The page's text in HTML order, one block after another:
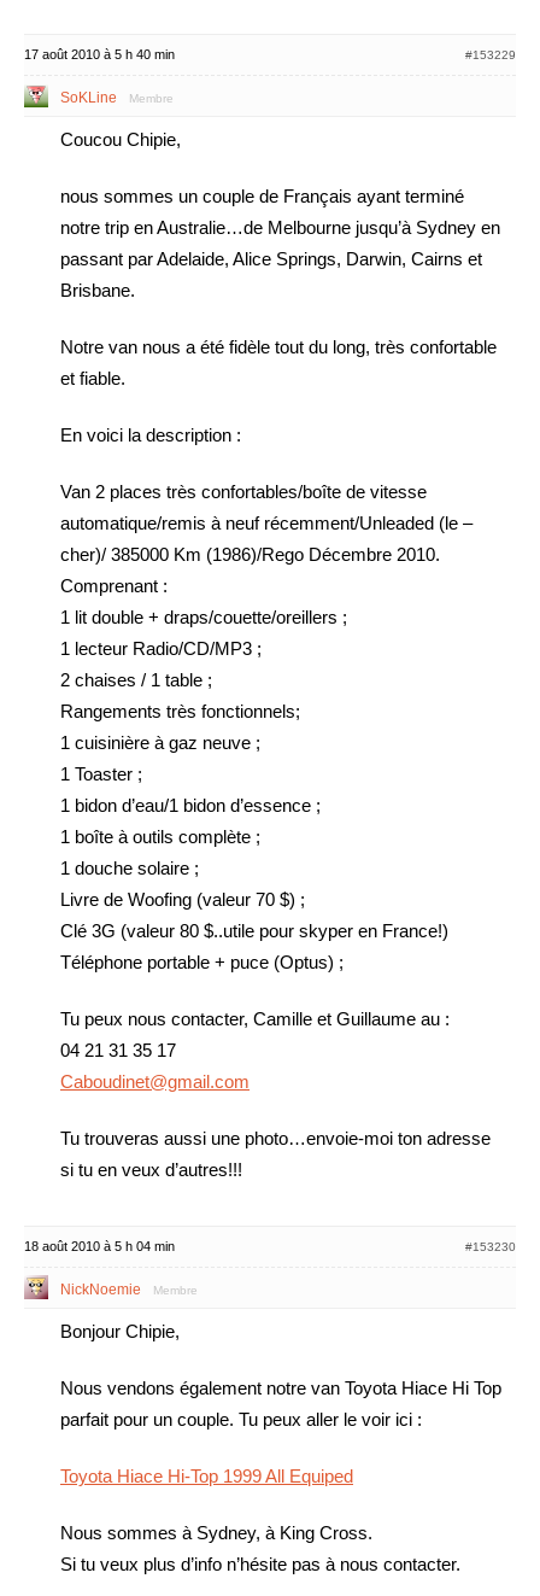
17 août 2010 à 5 h 40 min #153229
SoKLine Membre
Coucou Chipie,
nous sommes un couple de Français ayant terminé
notre trip en Australie…de Melbourne jusqu’à Sydney en
passant par Adelaide, Alice Springs, Darwin, Cairns et
Brisbane.
Notre van nous a été fidèle tout du long, très confortable
et fiable.
En voici la description :
Van 2 places très confortables/boîte de vitesse
automatique/remis à neuf récemment/Unleaded (le –
cher)/ 385000 Km (1986)/Rego Décembre 2010.
Comprenant :
1 lit double + draps/couette/oreillers ;
1 lecteur Radio/CD/MP3 ;
2 chaises / 1 table ;
Rangements très fonctionnels;
1 cuisinière à gaz neuve ;
1 Toaster ;
1 bidon d’eau/1 bidon d’essence ;
1 boîte à outils complète ;
1 douche solaire ;
Livre de Woofing (valeur 70 $) ;
Clé 3G (valeur 80 $..utile pour skyper en France!)
Téléphone portable + puce (Optus) ;
Tu peux nous contacter, Camille et Guillaume au :
04 21 31 35 17
Caboudinet@gmail.com
Tu trouveras aussi une photo…envoie-moi ton adresse
si tu en veux d’autres!!!
18 août 2010 à 5 h 04 min #153230
NickNoemie Membre
Bonjour Chipie,
Nous vendons également notre van Toyota Hiace Hi Top
parfait pour un couple. Tu peux aller le voir ici :
Toyota Hiace Hi-Top 1999 All Equiped
Nous sommes à Sydney, à King Cross.
Si tu veux plus d’info n’hésite pas à nous contacter.